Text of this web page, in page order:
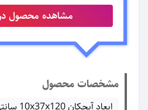
مشاهده محصول
مشخصات محصول
ابعاد آبچکان 10x37x120 سانتی متر